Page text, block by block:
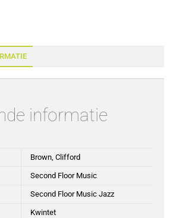
informatie
Brown, Clifford
Second Floor Music
Second Floor Music Jazz
Kwintet